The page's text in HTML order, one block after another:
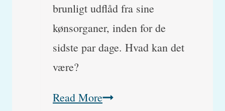
brunligt udflåd fra sine
kønsorganer, inden for de
sidste par dage. Hvad kan det
være?
Read MoreHvorfor